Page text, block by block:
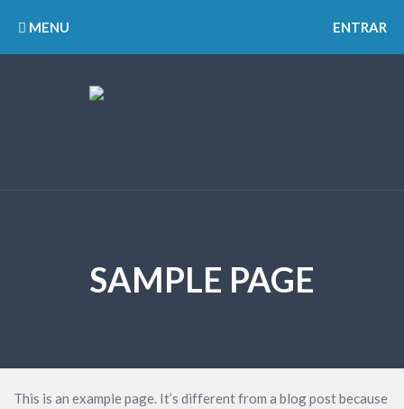
MENU ENTRAR
SAMPLE PAGE
This is an example page. It’s different from a blog post because